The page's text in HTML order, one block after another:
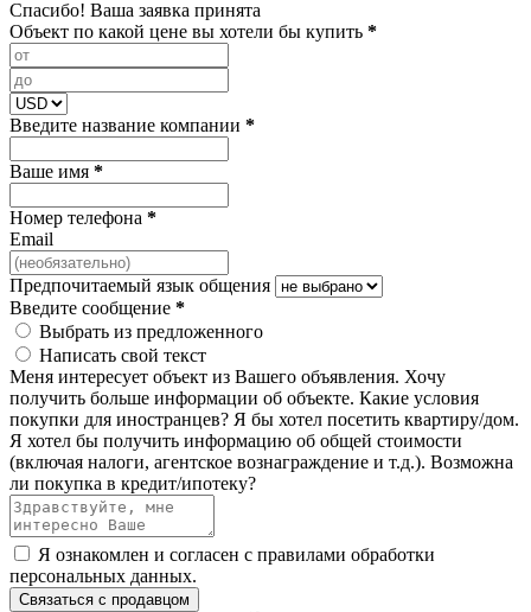
Спасибо! Ваша заявка принята
Объект по какой цене вы хотели бы купить *
Введите название компании *
Ваше имя *
Номер телефона *
Email
Предпочитаемый язык общения
Введите сообщение *
Выбрать из предложенного
Написать свой текст
Меня интересует объект из Вашего объявления. Хочу
получить больше информации об объекте. Какие условия
покупки для иностранцев? Я бы хотел посетить квартиру/дом.
Я хотел бы получить информацию об общей стоимости
(включая налоги, агентское вознаграждение и т.д.). Возможна
ли покупка в кредит/ипотеку?
Я ознакомлен и согласен с правилами обработки
персональных данных.
Связаться с продавцом